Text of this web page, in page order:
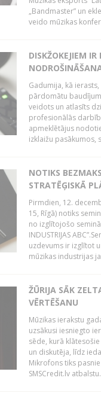
„Bandmaster” un
veido mūzikas
DISKŽOKEJIEM
Gadumija, kā
pārdomātu
veidots un atlasīts
profesionālās
apmeklētājus
izklaižu pasākumos,
NOTIKS
STRATĒĢISKĀ
Pirmdien, 12.
15, Rīgā) notiks
no izglītojošo
INDUSTRIJAS
uzdevums ir izglītot
mūzikas industrijas
ŽŪRIJA SĀK
VĒRTĒŠANU
Mūzikas ierakstu
uzsākusi iesniegto
sēde, kurā
un diskutēja, līdz
Mikrofons tiks
SMSCredit.lv